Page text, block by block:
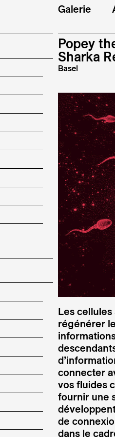
Galerie
Popey
Sharka
Basel
Les
régénérer
connecter
vos fluides
fournir une
de
dans le